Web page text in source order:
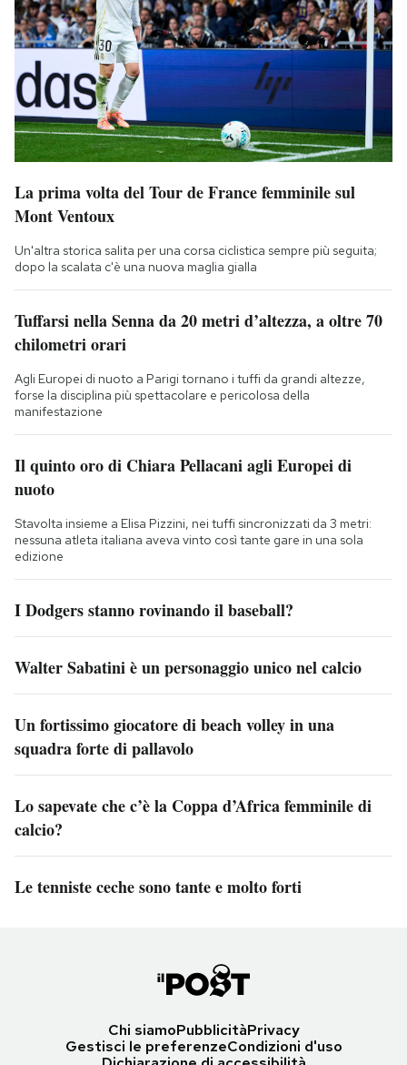
La prima volta del Tour de France femminile sul
Mont Ventoux
Un'altra storica salita per una corsa ciclistica sempre più seguita;
dopo la scalata c'è una nuova maglia gialla
Tuffarsi nella Senna da 20 metri d’altezza, a oltre 70
chilometri orari
Agli Europei di nuoto a Parigi tornano i tuffi da grandi altezze,
forse la disciplina più spettacolare e pericolosa della
manifestazione
Il quinto oro di Chiara Pellacani agli Europei di
nuoto
Stavolta insieme a Elisa Pizzini, nei tuffi sincronizzati da 3 metri:
nessuna atleta italiana aveva vinto così tante gare in una sola
edizione
I Dodgers stanno rovinando il baseball?
Walter Sabatini è un personaggio unico nel calcio
Un fortissimo giocatore di beach volley in una
squadra forte di pallavolo
Lo sapevate che c’è la Coppa d’Africa femminile di
calcio?
Le tenniste ceche sono tante e molto forti
Chi siamoPubblicitàPrivacy
Gestisci le preferenzeCondizioni d'uso